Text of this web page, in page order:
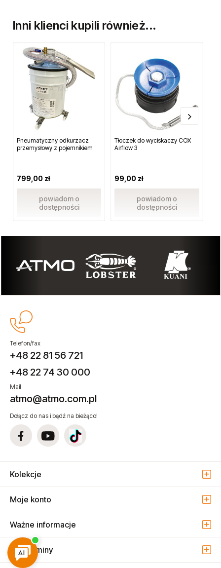
Inni klienci kupili również...
Pneumatyczny odkurzacz
przemysłowy z pojemnikiem
799,00 zł
powiadom o
dostępności
Tłoczek do wyciskaczy COX
Airflow 3
99,00 zł
powiadom o
dostępności
Telefon/fax
+48 22 81 56 721
+48 22 74 30 000
Mail
atmo@atmo.com.pl
Dołącz do nas i bądź na bieżąco!
Kolekcje
Moje konto
Ważne informacje
Regulaminy